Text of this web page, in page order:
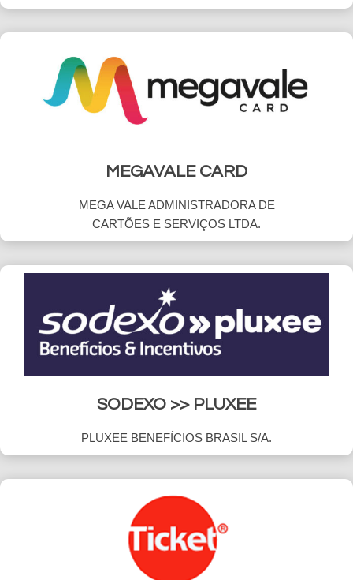
MEGAVALE CARD
MEGA VALE ADMINISTRADORA DE
CARTÕES E SERVIÇOS LTDA.
SODEXO >> PLUXEE
PLUXEE BENEFÍCIOS BRASIL S/A.